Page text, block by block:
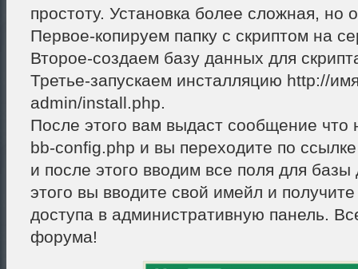
простоту. Установка более сложная, но
Первое-копируем папку с скриптом на
Второе-создаем базу данных для
Третье-запускаем инсталляцию http://
admin/install.php.
После этого вам выдаст сообщение что
bb-config.php и вы переходите по
и после этого вводим все поля для
этого вы вводите свой имейл и
доступа в административную панель.
форума!